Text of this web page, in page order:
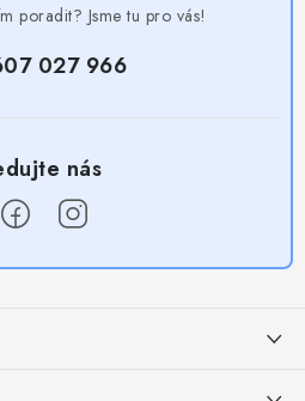
poradit? Jsme tu pro vás!
027 966